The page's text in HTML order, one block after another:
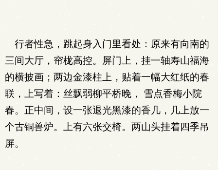
行者性急，跳起身入门里看处：原来有向南的
三间大厅，帘栊高控。屏门上，挂一轴寿山福海
的横披画；两边金漆柱上，贴着一幅大红纸的春
联，上写着：丝飘弱柳平桥晚， 雪点香梅小院
春。正中间，设一张退光黑漆的香几，几上放一
个古铜兽炉。上有六张交椅。两山头挂着四季吊
屏。